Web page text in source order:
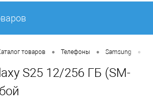
товаров • Телефоны • Samsung •
S25 12/256 ГБ (SM-